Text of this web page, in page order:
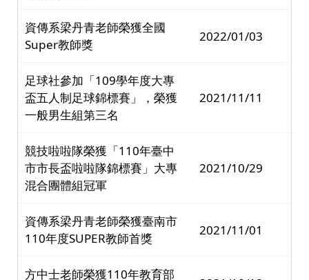
資傳系梁丹青老師榮獲全國
Super教師獎
2022/01/03
足球社參加「109學年度大專
盃五人制足球錦標賽」，榮獲
一般男生組第三名
2021/11/11
競技啦啦隊榮獲「110年臺中
市市長盃啦啦隊錦標賽」大專
混合團體組冠軍
2021/10/29
資傳系梁丹青老師榮獲臺南市
110年度SUPER教師首獎
2021/11/01
方中士老師榮獲110年教育部